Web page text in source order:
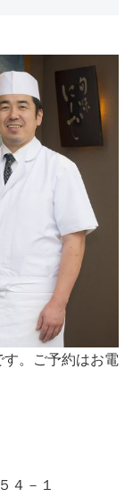
。ご予約はお電
４－１